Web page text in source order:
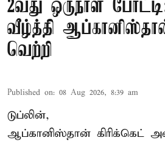
2வது ஒருநாள்
வீழ்த்தி
வெற்றி
Published on: 08 Aug 2026, 8:39 am
டுப்லின்,
ஆப்கானிஸ்தான் கிரிக்கெட்